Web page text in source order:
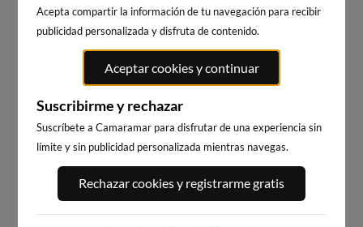
WEBCAMS CERCANAS
PLAYA FURNAS
8km · Porto do Son
PLAYA DE COROSO
0.0 m CHOPI
Acepta compartir la información de tu navegación para recibir
publicidad personalizada y disfruta de contenido.
Aceptar cookies y continuar
Suscribirme y rechazar
Suscríbete a Camaramar para disfrutar de una experiencia sin
límite y sin publicidad personalizada mientras navegas.
Rechazar cookies y registrarme gratis